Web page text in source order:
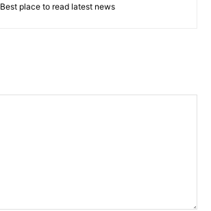
Best place to read latest news